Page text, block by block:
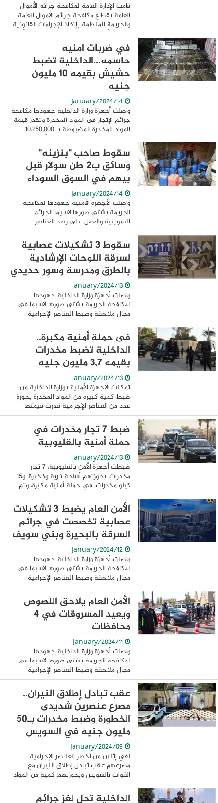
قامت الإدارة العامة لمكافحة جرائم الأموال
العامة بقطاع مكافحة جرائم الأموال العامة
والجريمة المنظمة بإتخاذ الإجراءات القانونية
حيال 5 أشخاص لقيامهم بمحاولة غسل أموال
متحصلة من نشاطهم الإجرامى تمثل ...
في ضربات امنيه
حاسمه...الداخلية تضبط
حشيش بقيمه 10 مليون
جنيه
واصلت أجهزة وزارة الداخلية جهودها مكافحة
جرائم الإتجار فى المواد المخدرة وتقدر قيمة
المواد المخدرة المضبوطة بـ 10,250,000
مليون جنيه تقريباً إدراكاً منها بأهمية
مواصلة اليقظة الأمنية لحماية المجتمع ...
سقوط صاحب "بنزينه"
وسائق ب2 طن سولار قبل
بيهم في السوق السوداء
واصلت الأجهزة الأمنية جهودها لمكافحة
الجريمة بشتى صورها لاسيما الجرائم
التموينية والعمل على رصد العناصر
الإجرامية حائزى ومتجرى المواد البترولية
بقصد بيعها بالسوق السوداء و أكدت
معلومات وتحريات ...سقوط 3 تشكيلات عصابية
لسرقة اللوحات الإرشادية
بالطرق ومدرسة وسور حديدي
واصلت أجهزة وزارة الداخلية جهودها
لمكافحة الجريمة بشتى صورها لاسيما فى
مجال ملاحقة وضبط العناصر الإجرامية
والتشكيلات العصابية مرتكبى جرائم
السرقات تمكن قطاع الأمن العام بمشاركة
مديريات أمن السويس ، ...
فى حملة أمنية مكبرة..
الداخلية تضبط مخدرات
بقيمه 3,7 مليون جنيه
تمكنت الأجهزة الأمنية بوزارة الداخلية من
ضبط كمية كبيرة من المواد المخدرة بحوزة
عدد من العناصر الإجرامية قدرت قيمتها
المالية قرابة 4 مليون جنيه إدراكاً من الوزارة
بأهمية مواصلة اليقظة الأمنية ...
ضبط 7 تجار مخدرات في
حملة أمنية بالقليوبية
ضبطت أجهزة الأمن بالقليوبية، 7 تجار
مخدرات، بحوزتهم أسلحة نارية وذخيرة، و15
كيلو مخدرات، في حملة أمنية مكبرة، وتم
التحفظ على المضبوطات وتحررت المحاضر
اللازمة، وتولت النيابة التحقيق. تلقى اللواء ...
الأمن العام يضبط 3 تشكيلات
عصابية تخصصت في جرائم
السرقة بالبحيرة وبني سويف
واصلت أجهزة وزارة الداخلية جهودها
لمكافحة الجريمة بشتى صورها لاسيما فى
مجال ملاحقة وضبط العناصر الإجرامية
والتشكيلات العصابية مرتكبى جرائم
السرقات تمكن قطاع الأمن العام بمشاركة
مديريتى أمن البحيرة – ...
الأمن العام يلاحق اللصوص
ويعيد المسروقات في 4
محافظات
واصلت أجهزة وزارة الداخلية جهودها
لمكافحة الجريمة بشتى صورها لاسيما فى
مجال ملاحقة وضبط العناصر الإجرامية
والتشكيلات العصابية مرتكبى جرائم
السرقات فقد تمكن قطاع الأمن العام
بمشاركة مديريات أمن ...
عقب تبادل إطلاق النيران..
مصرع عنصرين شديدى
الخطورة وضبط مخدرات بـ50
مليون جنيه في السويس
لقي إثنين من أخطر العناصر الإجرامية
مصرعهم عقب تبادل إطلاق النيران مع
القوات بالسويس وبحوزتهما كمية من المواد
المخدرة تقدر قيمتها المالية بـ 50 مليون
جنيه إدراكاً من وزارة الداخلية بأهمية مواصلة
الداخلية تحل لغز جرائم